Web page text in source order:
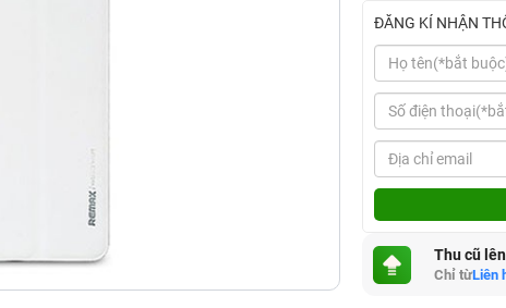
ĐĂNG KÍ NHẬN
Thu cũ
Chỉ từLiên